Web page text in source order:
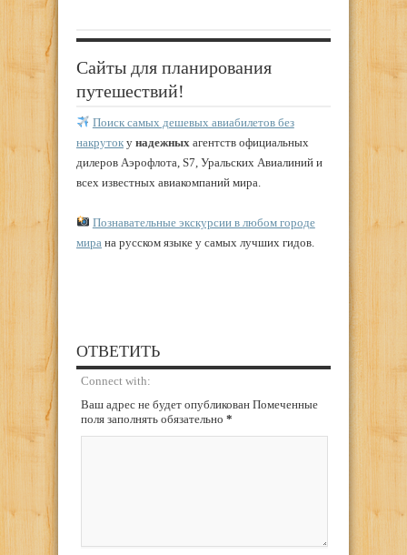
Сайты для планирования
путешествий!
Поиск самых дешевых авиабилетов без
накруток у надежных агентств официальных
дилеров Аэрофлота, S7, Уральских Авиалиний и
всех известных авиакомпаний мира.
Познавательные экскурсии в любом городе
мира на русском языке у самых лучших гидов.
ОТВЕТИТЬ
Connect with:
Ваш адрес не будет опубликован Помеченные
поля заполнять обязательно *